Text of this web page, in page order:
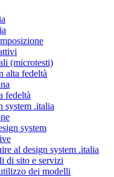
(microtesti)
alta fedeltà
fedeltà
system .italia
system
al design system .italia
di sito e servizi
dei modelli